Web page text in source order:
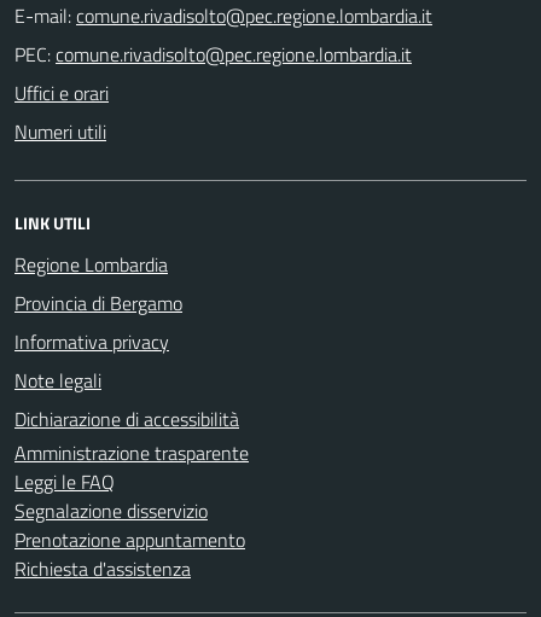
E-mail:
PEC:
Uffici e orari
Numeri utili
LINK UTILI
Regione Lombardia
Provincia di Bergamo
Informativa privacy
Note legali
Dichiarazione di accessibilità
Amministrazione trasparente
Leggi le FAQ
Segnalazione disservizio
Prenotazione appuntamento
Richiesta d'assistenza